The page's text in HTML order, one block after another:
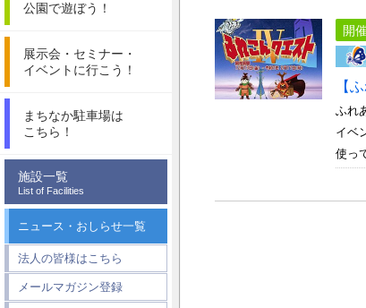
公園で遊ぼう！
展示会・セミナー・
イベントに行こう！
まちなか駐車場は
こちら！
施設一覧
List of Facilities
ニュース・おしらせ一覧
法人の皆様はこちら
メールマガジン登録
開
【
ふれ
イベ
使っ